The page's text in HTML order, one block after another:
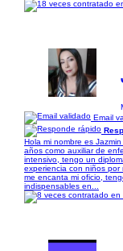
Email
Hola mi nombre es
años como auxiliar de
intensivo, tengo un
experiencia con niños por
me encanta mi oficio,
indispensables en...